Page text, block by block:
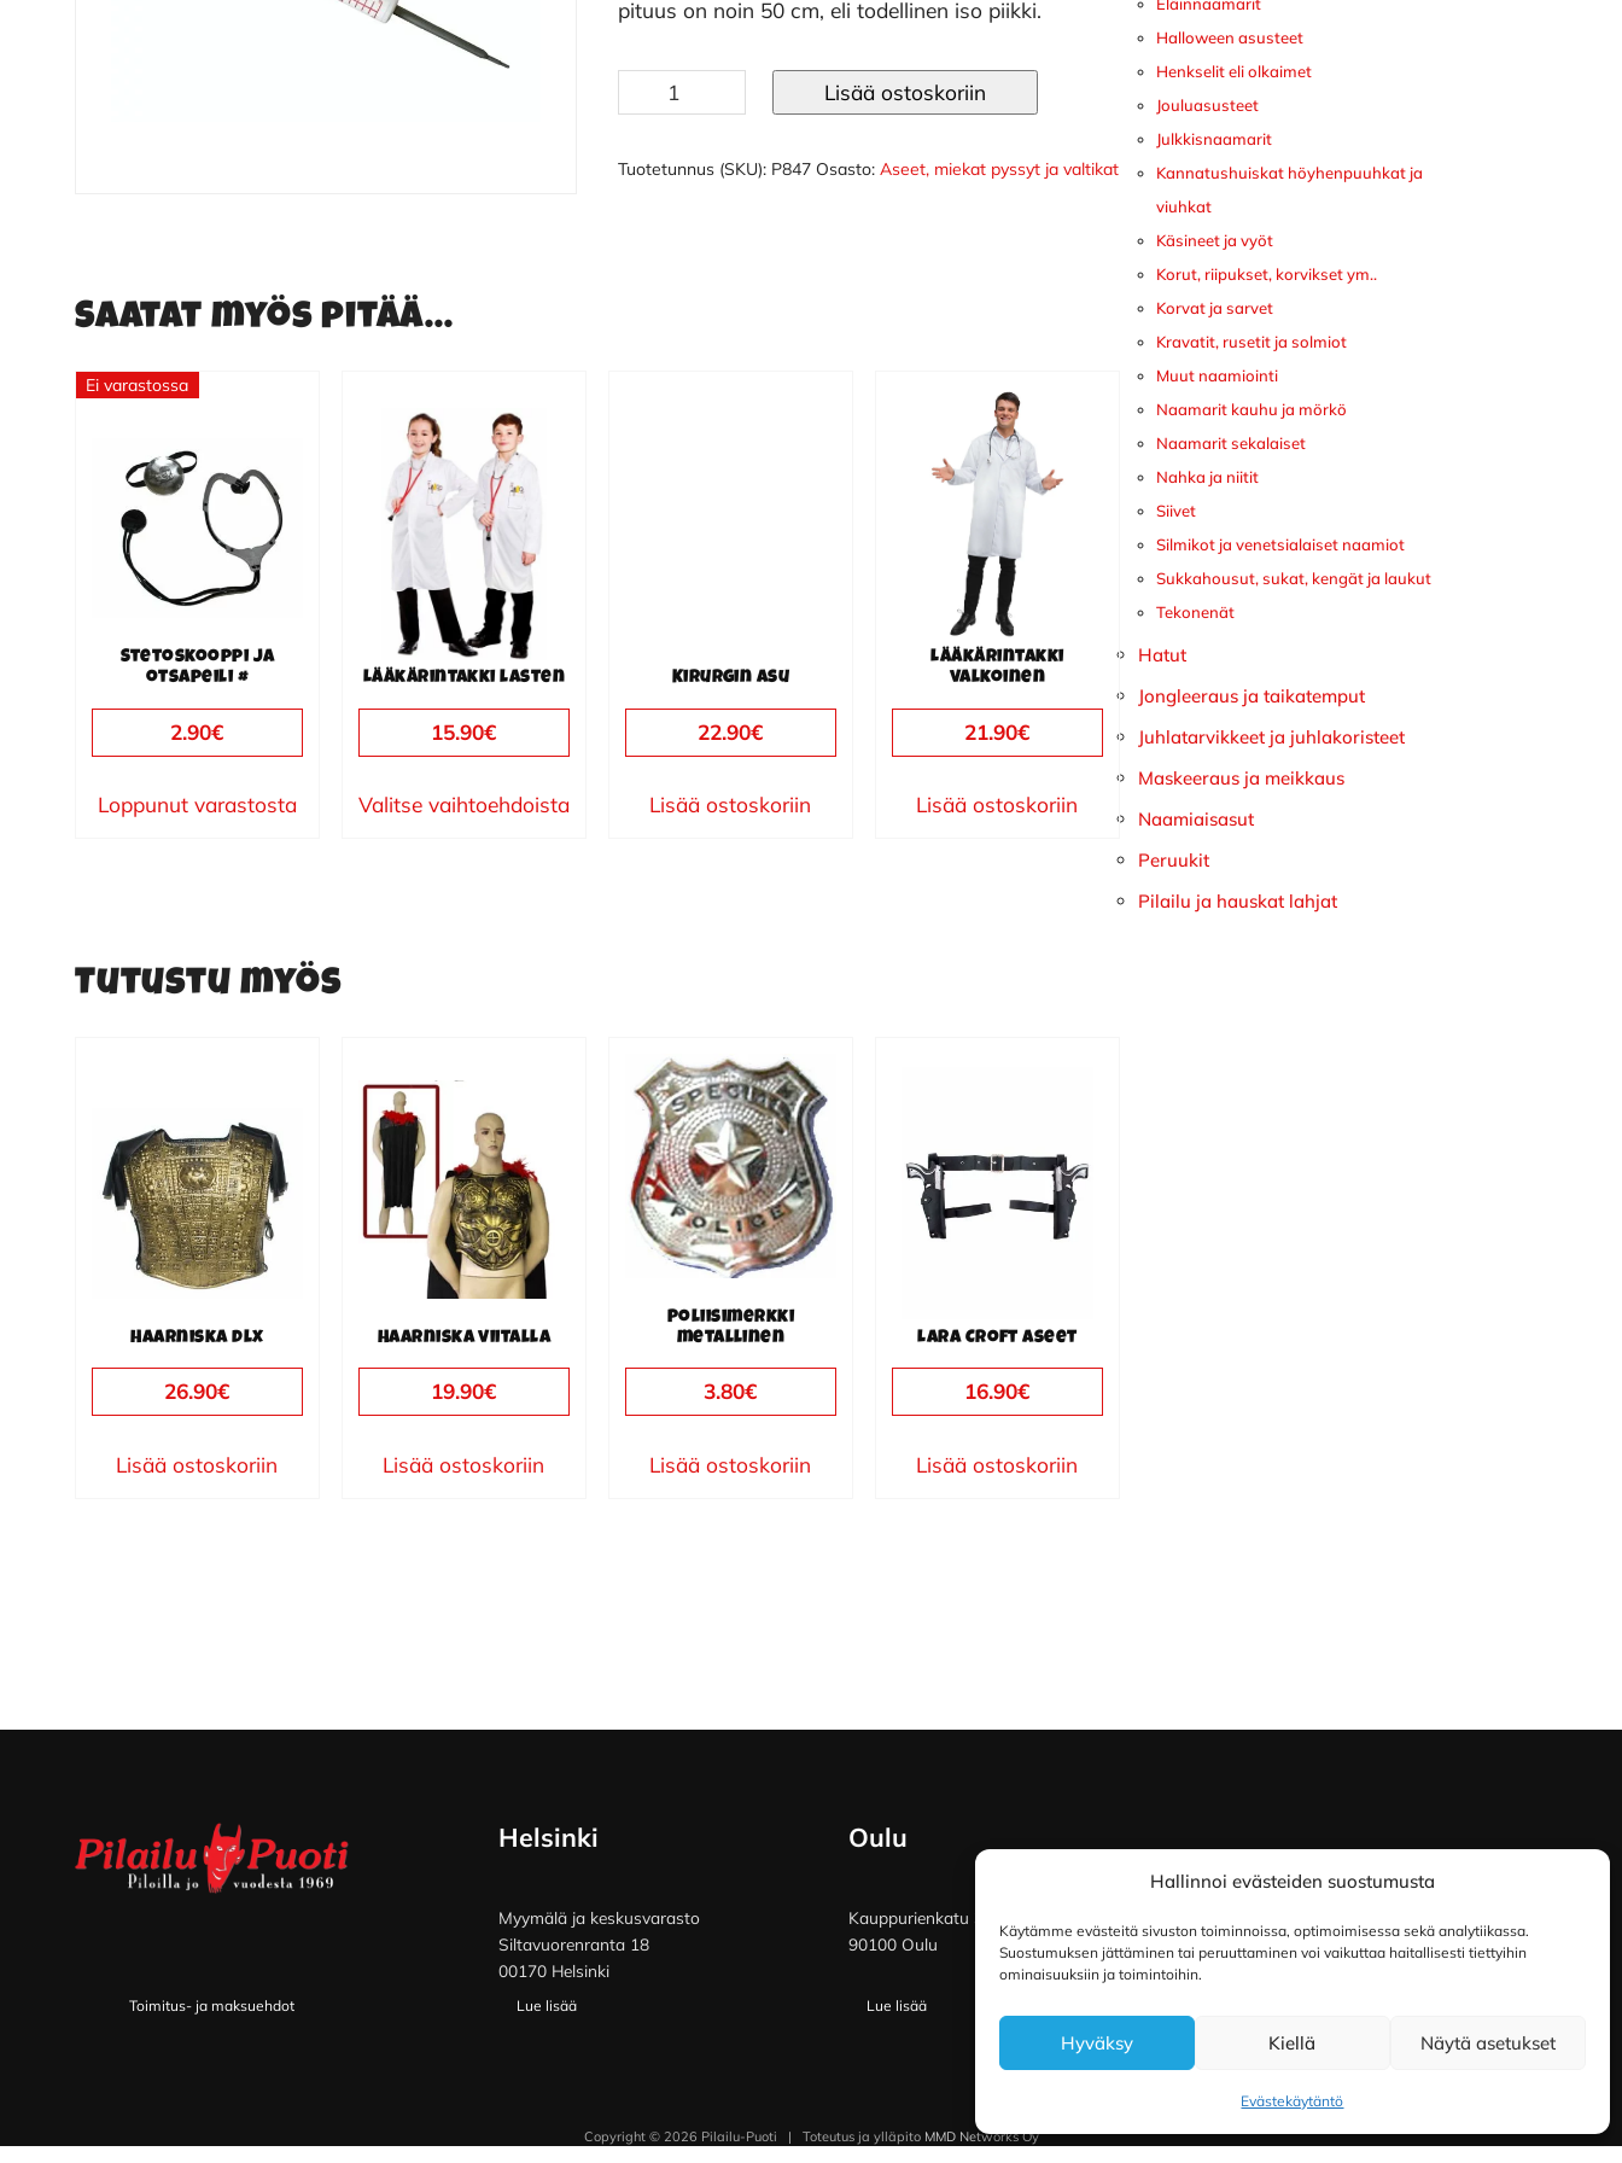
Hallinnoi evästeiden suostumusta
Käytämme evästeitä sivuston toiminnoissa, optimoimisessa sekä analytiikassa.
Suostumuksen jättäminen tai peruuttaminen voi vaikuttaa haitallisesti tiettyihin
ominaisuuksiin ja toimintoihin.
Hyväksy Kiellä Näytä asetukset
Evästekäytäntö
pituus on noin 50 cm, eli todellinen iso piikki.
Jättiruisku
määrä
Lisää ostoskoriin
Tuotetunnus (SKU): P847 Osasto:Aseet, miekat pyssyt ja valtikat
Saatat myös pitää...
Ei varastossa
Stetoskooppi ja
otsapeili #
2.90€
Loppunut varastosta
Lääkärintakki lasten
15.90€
Valitse vaihtoehdoista
tuotteella
useampi
muunnelma.
tehdä
valinnat
tuotteen
sivulla.
Kirurgin asu
22.90€
Lisää ostoskoriin
Lääkärintakki
valkoinen
21.90€
Lisää ostoskoriin
Tutustu myös
Haarniska dlx
26.90€
Lisää ostoskoriin
Haarniska viitalla
19.90€
Lisää ostoskoriin
Poliisimerkki
metallinen
3.80€
Lisää ostoskoriin
Lara Croft aseet
16.90€
Lisää ostoskoriin
Halloween asusteet
Henkselit eli olkaimet
Jouluasusteet
Julkkisnaamarit
Kannatushuiskat höyhenpuuhkat ja
viuhkat
Käsineet ja vyöt
Korut, riipukset, korvikset ym..
Korvat ja sarvet
Kravatit, rusetit ja solmiot
Muut naamiointi
Naamarit kauhu ja mörkö
Naamarit sekalaiset
Nahka ja niitit
Siivet
Silmikot ja venetsialaiset naamiot
Sukkahousut, sukat, kengät ja laukut
Tekonenät
Hatut
Jongleeraus ja taikatemput
Juhlatarvikkeet ja juhlakoristeet
Maskeeraus ja meikkaus
Naamiaisasut
Peruukit
Pilailu ja hauskat lahjat
Toimitus- ja maksuehdot
Helsinki
Myymälä ja keskusvarasto
Siltavuorenranta 18
00170 Helsinki
Lue lisää
Oulu
Kauppurienkatu 34
90100 Oulu
Lue lisää
Copyright © 2026 Pilailu-Puoti | Toteutus ja ylläpito MMD Networks Oy